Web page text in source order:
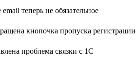
email теперь не обязательное
кнопочка пропуска
проблема связки с 1С